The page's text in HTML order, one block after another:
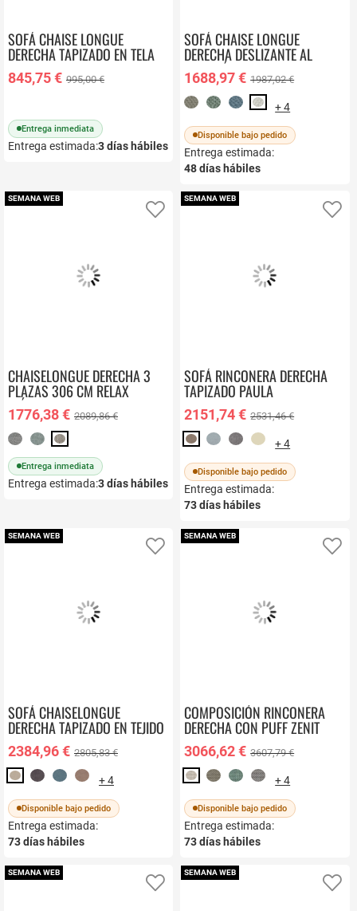
SOFÁ CHAISE LONGUE
DERECHA TAPIZADO EN TELA
VELLA
845,75 € 995,00 €
Entrega inmediata
Entrega estimada:3días hábiles
SOFÁ CHAISE LONGUE
DERECHA DESLIZANTE AL
SUELO ÉXODO
1688,97 € 1987,02 €
+ 4
Disponible bajo pedido
Entrega estimada:
48días hábiles
SEMANA WEB
Añadir a favoritos
CHAISELONGUE DERECHA 3
PLAZAS 306 CM RELAX
ELÉCTRICO TAPIZADO EN
POLIÉSTER OLIMPIA
1776,38 € 2089,86 €
Entrega inmediata
Entrega estimada:3días hábiles
SEMANA WEB
SOFÁ RINCONERA DERECHA
TAPIZADO PAULA
2151,74 € 2531,46 €
+ 4
Disponible bajo pedido
Entrega estimada:
73días hábiles
SEMANA WEB
Añadir a favoritos
SOFÁ CHAISELONGUE
DERECHA TAPIZADO EN TEJIDO
AQUACLEAN MAURO
2384,96 € 2805,83 €
+ 4
Disponible bajo pedido
Entrega estimada:
73días hábiles
SEMANA WEB
COMPOSICIÓN RINCONERA
DERECHA CON PUFF ZENIT
3066,62 € 3607,79 €
+ 4
Disponible bajo pedido
Entrega estimada:
73días hábiles
SEMANA WEB
Añadir a favoritos
SEMANA WEB